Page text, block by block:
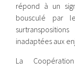
répond à un
bousculé par
inadaptées aux
La